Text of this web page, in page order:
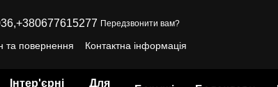
+380677615277 Передзвонити вам?
та повернення Контактна інформація
Інтер'єрні
Для